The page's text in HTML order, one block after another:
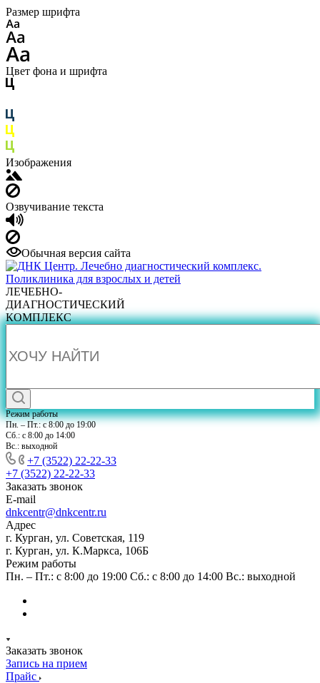
Размер шрифта
Цвет фона и шрифта
Изображения
Озвучивание текста
Обычная версия сайта
ЛЕЧЕБНО-
ДИАГНОСТИЧЕСКИЙ
КОМПЛЕКС
Режим работы
Пн. – Пт.: с 8:00 до 19:00
Сб.: с 8:00 до 14:00
Вс.: выходной
+7 (3522) 22-22-33
+7 (3522) 22-22-33
Заказать звонок
E-mail
dnkcentr@dnkcentr.ru
Адрес
г. Курган, ул. Советская, 119
г. Курган, ул. К.Маркса, 106Б
Режим работы
Пн. – Пт.: с 8:00 до 19:00 Сб.: с 8:00 до 14:00 Вс.: выходной
Заказать звонок
Запись на прием
Прайс